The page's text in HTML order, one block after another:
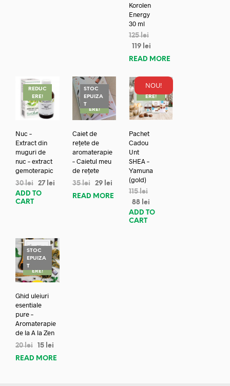
Korolen
Energy
30 ml
125lei
119 lei
READ MORE
REDUC
ERE!
Nuc –
Extract din
muguri de
nuc – extract
gemoterapic
30lei 27 lei
ADD TO
CART
STOC
EPUIZA
TREDUC
ERE!
Caiet de
rețete de
aromaterapie
– Caietul meu
de rețete
35lei 29 lei
READ MORE
NOU!
REDUC
ERE!
Pachet
Cadou
Unt
SHEA –
Yamuna
(gold)
115lei
88 lei
ADD TO
CART
STOC
EPUIZA
TREDUC
ERE!
Ghid uleiuri
esentiale
pure –
Aromaterapie
de la A la Zen
20lei 15 lei
READ MORE